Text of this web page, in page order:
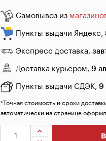
Самовывоз из
Пункты выдачи Яндекс,
Экспресс доставка,
Доставка курьером, 9
Пункты выдачи СДЭК, 9
*Точная стоимость и сроки
автоматически на странице